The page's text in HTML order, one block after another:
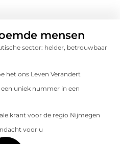
mensen
sector: helder, betrouwbaar
het ons Leven Verandert
uniek nummer in een
krant voor de regio Nijmegen
voor u